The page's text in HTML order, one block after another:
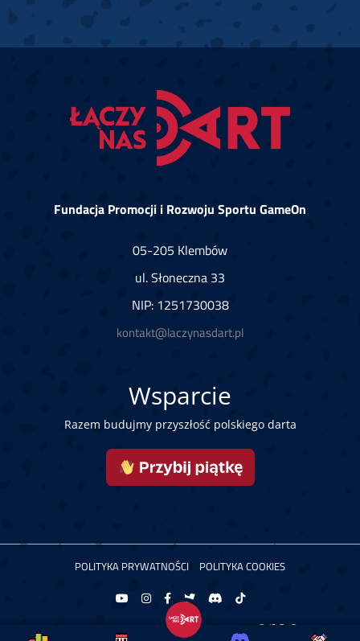
Fundacja Promocji i Rozwoju Sportu GameOn
05-205 Klembów
ul. Słoneczna 33
NIP: 1251730038
kontakt@laczynasdart.pl
Wsparcie
Razem budujmy przyszłość polskiego darta
POLITYKA PRYWATNOŚCI POLITYKA COOKIES
Copyright © 2026 Łączy Nas Dart. Powered by